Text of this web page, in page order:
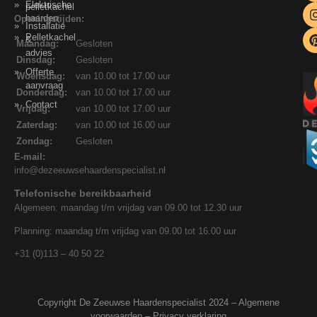
pelletkachel
Installatie
&
advies
Offerte
aanvraag
Contact
Elektrische
haarden
Pelletkachel
Openingstijden:
Maandag:
Gesloten
Dinsdag:
Gesloten
Woensdag:
van 10.00 tot 17.00 uur
Donderdag:
van 10.00 tot 17.00 uur
Vrijdag:
van 10.00 tot 17.00 uur
Zaterdag:
van 10.00 tot 16.00 uur
Zondag:
Gesloten
E-mail:
info@dezeeuwsehaardenspecialist.nl
Telefonische bereikbaarheid
Algemeen: maandag t/m vrijdag van 09.00 tot 12.30 uur
Planning: maandag t/m vrijdag van 09.00 tot 16.00 uur
+31 (0)113 – 40 50 22
Copyright De Zeeuwse Haardenspecialist 2024 – Algemene